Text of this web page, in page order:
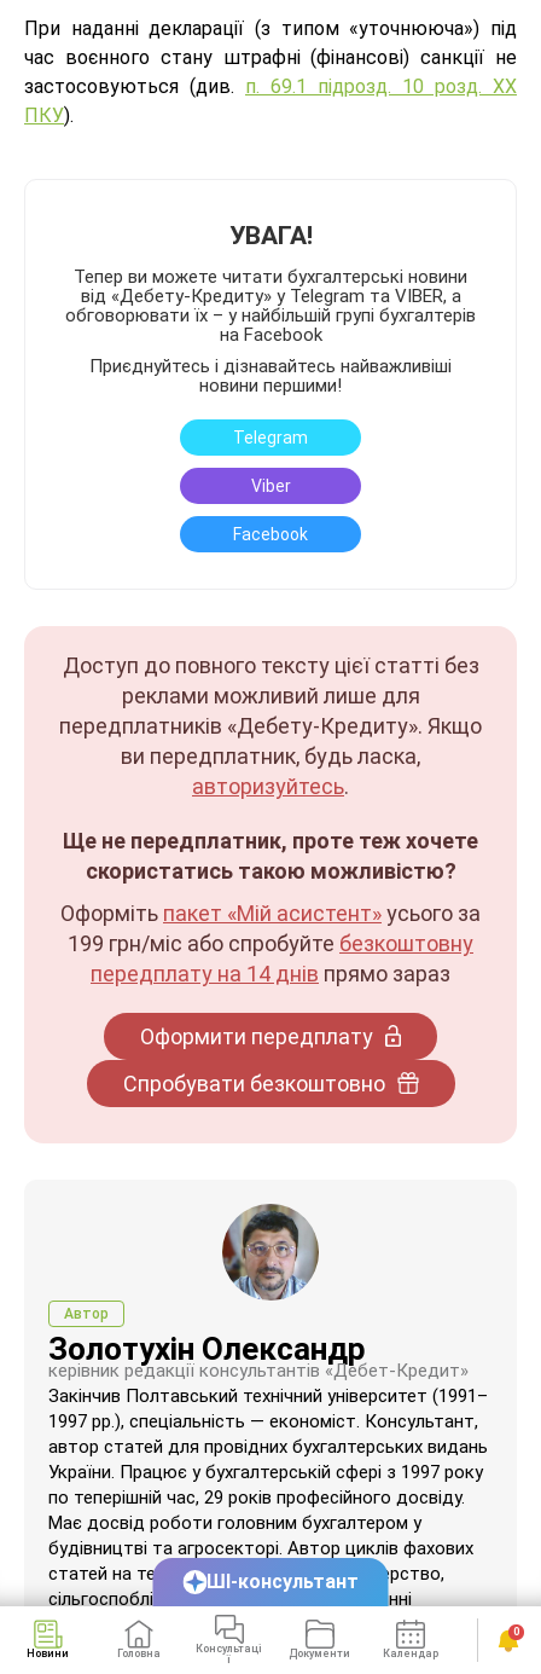
При наданні декларації (з типом «уточнююча») під
час воєнного стану штрафні (фінансові) санкції не
застосовуються (див. п. 69.1 підрозд. 10 розд. ХХ
ПКУ).
УВАГА!
Тепер ви можете читати бухгалтерські новини
від «Дебету-Кредиту» у Telegram та VIBER, а
обговорювати їх – у найбільшій групі бухгалтерів
на Facebook
Приєднуйтесь і дізнавайтесь найважливіші
новини першими!
Telegram
Viber
Facebook
Доступ до повного тексту цієї статті без
реклами можливий лише для
передплатників «Дебету-Кредиту». Якщо
ви передплатник, будь ласка,
авторизуйтесь.
Ще не передплатник, проте теж хочете
скористатись такою можливістю?
Оформіть пакет «Мій асистент»усього за
199 грн/міс або спробуйте безкоштовну
передплату на 14 днів прямо зараз
Оформити передплату
Спробувати безкоштовно
Автор
Золотухін Олександр
керівник редакції консультантів «Дебет-Кредит»
Закінчив Полтавський технічний університет (1991–
1997 рр.), спеціальність — економіст. Консультант,
автор статей для провідних бухгалтерських видань
України. ​Працює у бухгалтерській сфері з 1997 року
по теперішній час, 29 років професійного досвіду.
Має досвід роботи головним бухгалтером у
будівництві та агросекторі. Автор циклів фахових
статей на теми: філософія обліку, фермерство,
сільгоспоблік, церковний облік та первинні
документи.
Новини Головна
Консультаці
ї
Документи Календар Сервіси
0
ШІ-консультант